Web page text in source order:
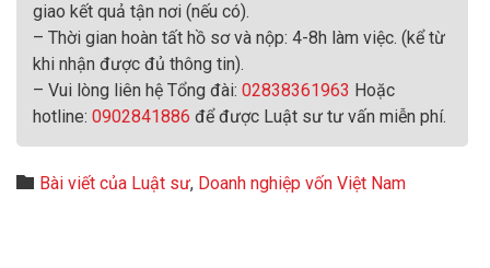
giao kết quả tận nơi (nếu có).
– Thời gian hoàn tất hồ sơ và nộp: 4-8h làm việc. (kể từ
khi nhận được đủ thông tin).
– Vui lòng liên hệ Tổng đài: 02838361963 Hoặc
hotline: 0902841886 để được Luật sư tư vấn miễn phí.
 Category
Bài viết của Luật sư, Doanh nghiệp vốn Việt Nam